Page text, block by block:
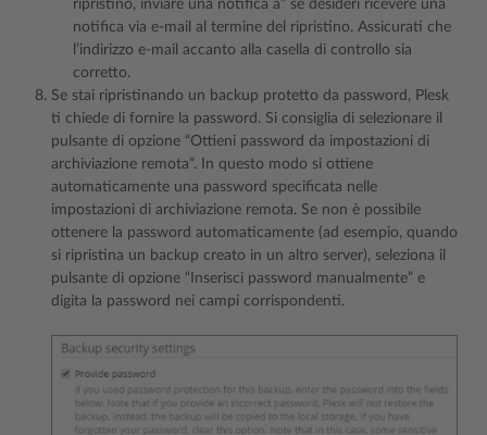
ripristino, inviare una notifica a” se desideri ricevere una
notifica via e-mail al termine del ripristino. Assicurati che
l’indirizzo e-mail accanto alla casella di controllo sia
corretto.
Se stai ripristinando un backup protetto da password, Plesk
ti chiede di fornire la password. Si consiglia di selezionare il
pulsante di opzione “Ottieni password da impostazioni di
archiviazione remota”. In questo modo si ottiene
automaticamente una password specificata nelle
impostazioni di archiviazione remota. Se non è possibile
ottenere la password automaticamente (ad esempio, quando
si ripristina un backup creato in un altro server), seleziona il
pulsante di opzione “Inserisci password manualmente” e
digita la password nei campi corrispondenti.